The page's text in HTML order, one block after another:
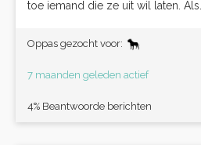
toe iemand die ze uit wil laten. Als...
Oppas gezocht voor:
7 maanden geleden actief
4% Beantwoorde berichten